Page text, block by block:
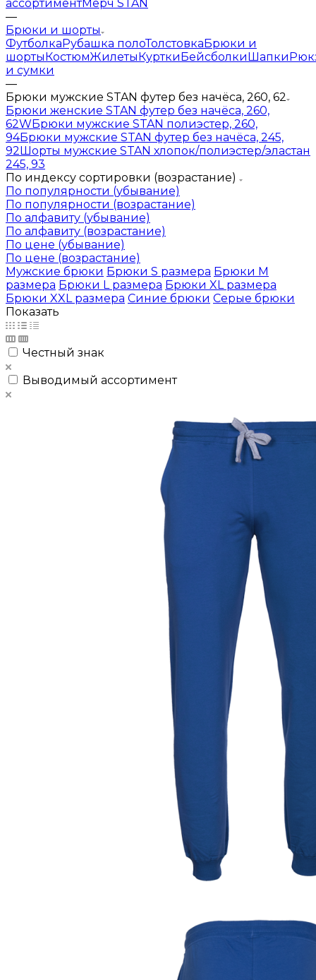
ассортиментМерч STAN
—
Брюки и шорты
ФутболкаРубашка полоТолстовкаБрюки и
шортыКостюмЖилетыКурткиБейсболкиШапки
и сумки
—
Брюки мужские STAN футер без начёса, 260, 62
Брюки женские STAN футер без начёса, 260,
62WБрюки мужские STAN полиэстер, 260,
94Брюки мужские STAN футер без начёса, 245,
92Шорты мужские STAN хлопок/полиэстер/эластан
245, 93
По индексу сортировки (возрастание)
По популярности (убывание)
По популярности (возрастание)
По алфавиту (убывание)
По алфавиту (возрастание)
По цене (убывание)
По цене (возрастание)
Мужские брюки Брюки S размера Брюки M
размера Брюки L размера Брюки XL размера
Брюки XXL размера Синие брюки Серые брюки
Показать
Честный знак
Выводимый ассортимент